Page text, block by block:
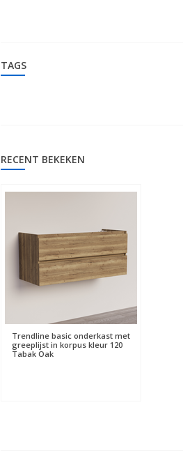
TAGS
RECENT BEKEKEN
Trendline basic onderkast met
greeplijst in korpus kleur 120
Tabak Oak